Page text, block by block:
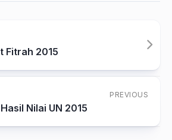
Fitrah 2015
PREVIOUS
Nilai UN 2015